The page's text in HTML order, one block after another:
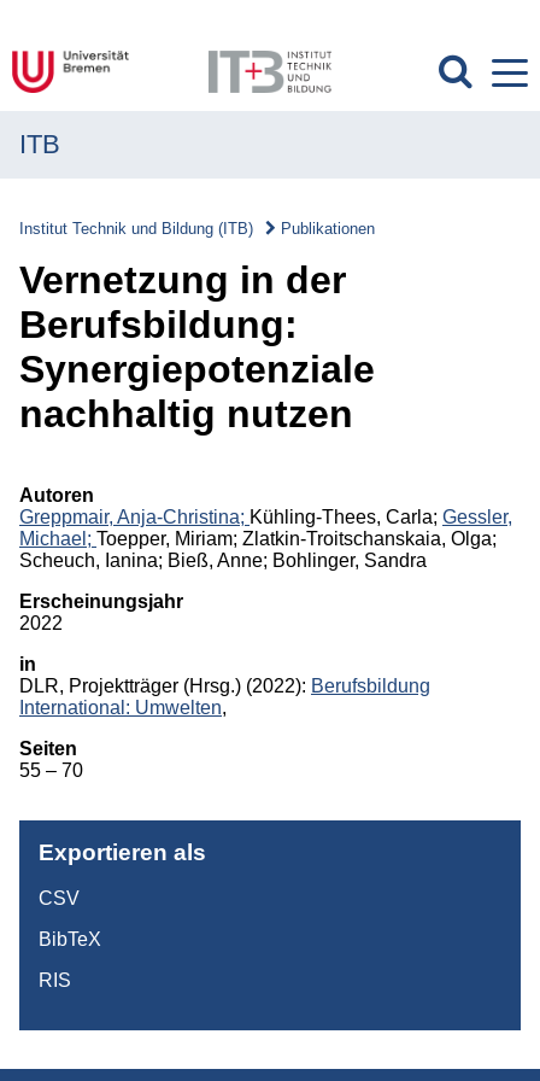
Transfer
Projekte
Publikationen
Überblick
Herausgeberschaften
Beiträge in Zeitschriften
ITB-Forschungsberichte
Studium
ITB
Institut Technik und Bildung (ITB) Publikationen
Vernetzung in der
Berufsbildung:
Synergiepotenziale
nachhaltig nutzen
Autoren
Greppmair, Anja-Christina; Kühling-Thees, Carla; Gessler,
Michael; Toepper, Miriam; Zlatkin-Troitschanskaia, Olga;
Scheuch, Ianina; Bieß, Anne; Bohlinger, Sandra
Erscheinungsjahr
2022
in
DLR, Projektträger (Hrsg.) (2022): Berufsbildung
International: Umwelten,
Seiten
55 – 70
Exportieren als
CSV
BibTeX
RIS